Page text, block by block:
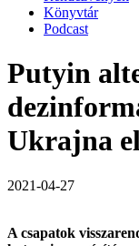
Könyvtár
Podcast
Putyin
Ukrajna
2021-04-27
A csapatok